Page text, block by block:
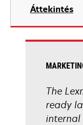
new
Áttekintés
The
ready
internal